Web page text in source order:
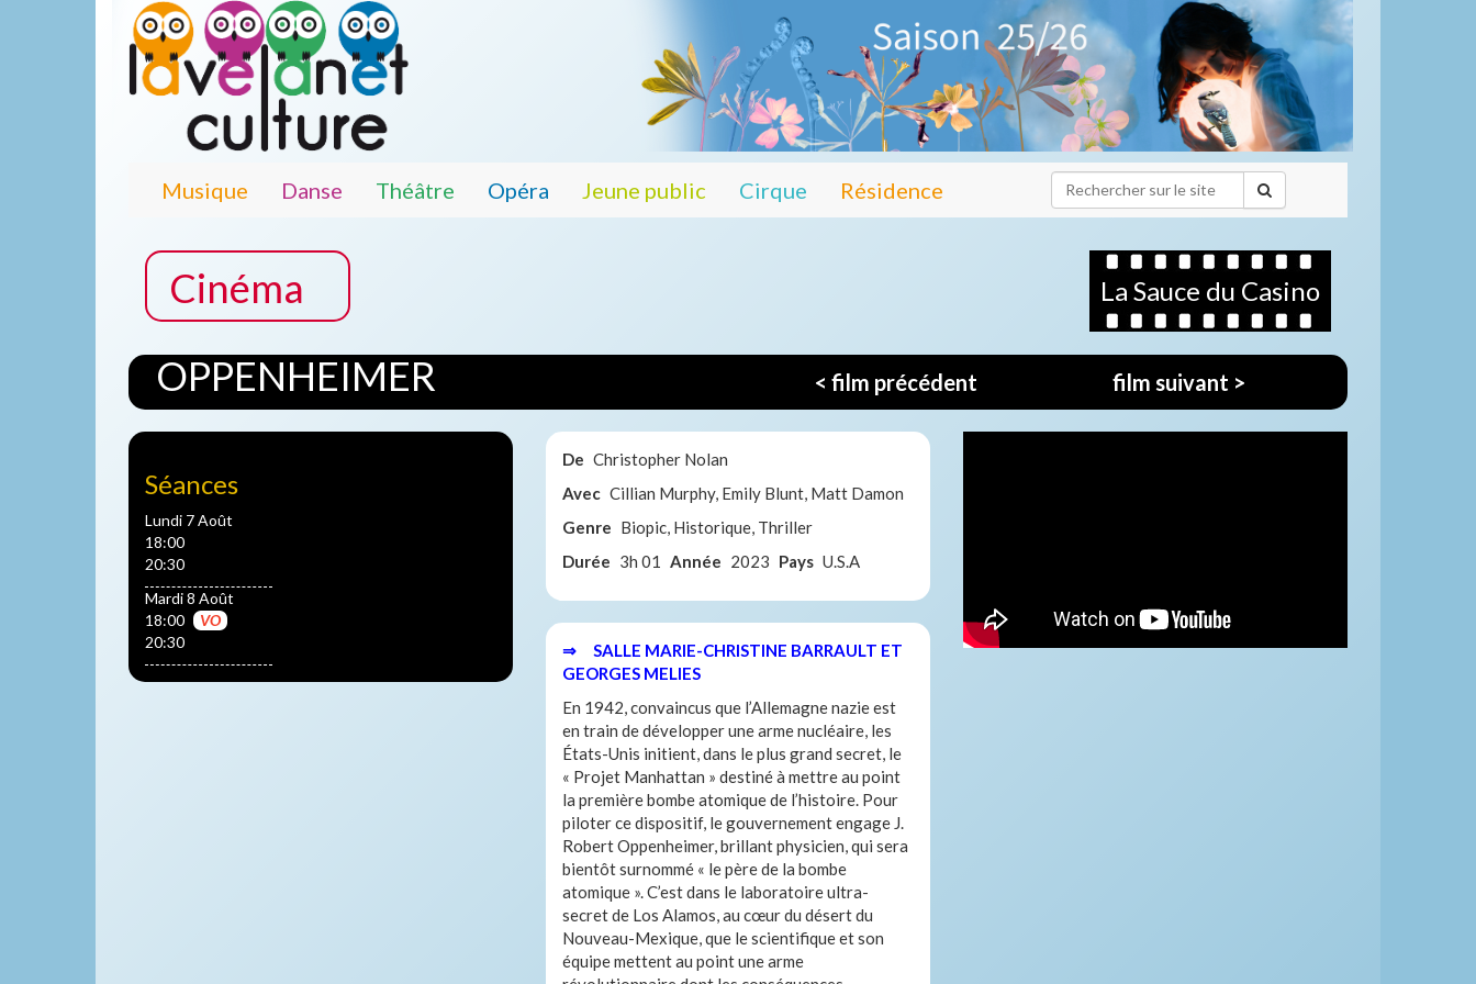
Musique Danse Théâtre Opéra Jeune public Cirque Résidence
Cinéma La Sauce du Casino
OPPENHEIMER < film précédent film suivant >
Séances
Lundi 7 Août
18:00
20:30
Mardi 8 Août
18:00
VO
20:30
De Christopher Nolan
Avec Cillian Murphy, Emily Blunt, Matt Damon
Genre Biopic, Historique, Thriller
Durée 3h 01 Année 2023 Pays U.S.A
⇒ SALLE MARIE-CHRISTINE BARRAULT ET
GEORGES MELIES
En 1942, convaincus que l’Allemagne nazie est
en train de développer une arme nucléaire, les
États-Unis initient, dans le plus grand secret, le
« Projet Manhattan » destiné à mettre au point
la première bombe atomique de l’histoire. Pour
piloter ce dispositif, le gouvernement engage J.
Robert Oppenheimer, brillant physicien, qui sera
bientôt surnommé « le père de la bombe
atomique ». C’est dans le laboratoire ultra-
secret de Los Alamos, au cœur du désert du
Nouveau-Mexique, que le scientifique et son
équipe mettent au point une arme